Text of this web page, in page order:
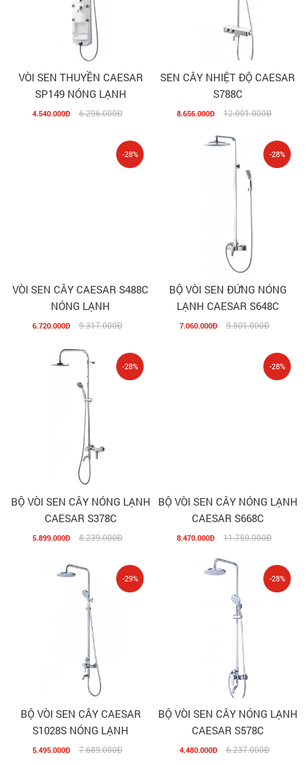
VÒI SEN THUYỀN CAESAR
SP149 NÓNG LẠNH
4.540.000Đ 6.296.000Đ
SEN CÂY NHIỆT ĐỘ CAESAR
S788C
8.656.000Đ 12.001.000Đ
VÒI SEN CÂY CAESAR S488C
NÓNG LẠNH
6.720.000Đ 9.317.000Đ
-28%
BỘ VÒI SEN ĐỨNG NÓNG
LẠNH CAESAR S648C
7.060.000Đ 9.801.000Đ
-28%
BỘ VÒI SEN CÂY NÓNG LẠNH
CAESAR S378C
5.899.000Đ 8.239.000Đ
-28%
BỘ VÒI SEN CÂY NÓNG LẠNH
CAESAR S668C
8.470.000Đ 11.759.000Đ
-28%
BỘ VÒI SEN CÂY CAESAR
S1028S NÓNG LẠNH
5.495.000Đ 7.689.000Đ
-29%
BỘ VÒI SEN CÂY NÓNG LẠNH
CAESAR S578C
4.480.000Đ 6.237.000Đ
-28%